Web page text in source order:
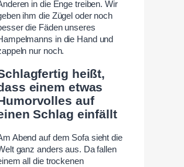
in die Enge treiben. Wir
ihm die Zügel oder noch
die Fäden unseres
in die Hand und
nur noch.
heißt,
einem etwas
auf
Schlag einfällt
Abend auf dem Sofa sieht die
ganz anders aus. Da fallen
all die trockenen